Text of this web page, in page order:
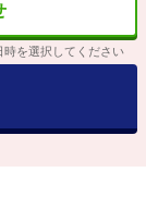
時を選択してください